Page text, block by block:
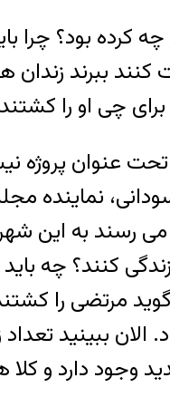
بود؟ چرا باید
کنند ببرند
برای چی او را
عنوان پروژه
به این شهرها
کنند؟ چه
را
تعداد